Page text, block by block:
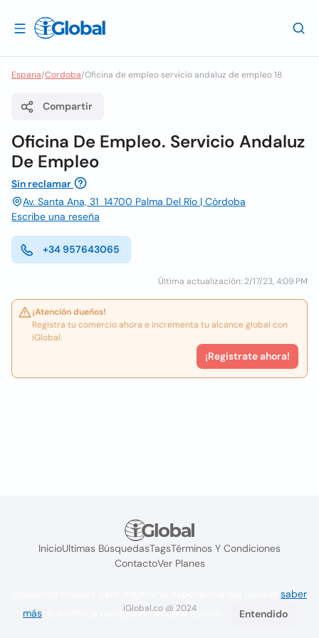
Espana/Cordoba/Oficina de empleo servicio andaluz de empleo 18
Compartir
Oficina De Empleo. Servicio Andaluz
De Empleo
Sin reclamar
Av. Santa Ana, 31 14700 Palma Del Río | Córdoba
Escribe una reseña
+34 957643065
Última actualización: 2/17/23, 4:09 PM
¡Atención dueños!
Registra tu comercio ahora e incrementa tu alcance global con
iGlobal.
¡Registrate ahora!
InicioUltimas BúsquedasTagsTérminos Y Condiciones
ContactoVer Planes
iGlobal.co @ 2024
saber
más . Si continúa navegando acepta su uso. Entendido